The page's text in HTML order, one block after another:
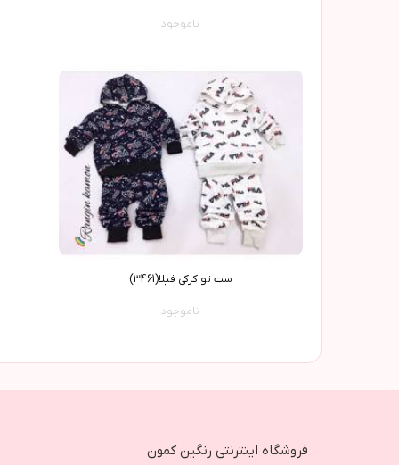
ناموجود
ست تو کرکی فیلا(3461)
ناموجود
فروشگاه اینترنتی رنگین کمون